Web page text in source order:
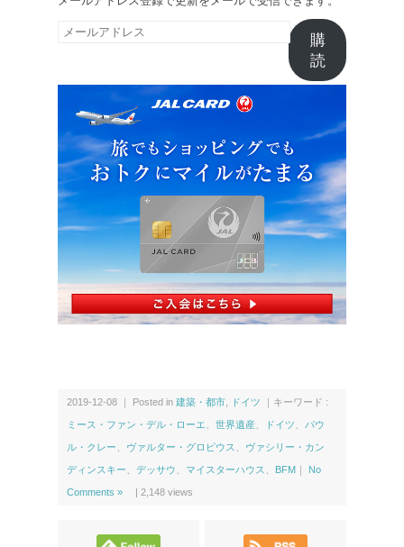
メ
ド
レ
ス
購
読
2019-12-08 ｜ Posted in 建築・都市, ドイツ ｜キーワード :
ミース・ファン・デル・ローエ、 世界遺産、 ドイツ、 パウ
ル・クレー、 ヴァルター・グロピウス、 ヴァシリー・カン
ディンスキー、 デッサウ、 マイスターハウス、 BFM No
Comments » 2,148 views